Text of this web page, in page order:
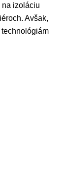
na izoláciu
Avšak,